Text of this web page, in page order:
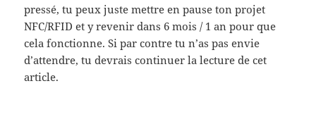
pressé, tu peux juste mettre en pause ton projet
NFC/RFID et y revenir dans 6 mois / 1 an pour que
cela fonctionne. Si par contre tu n’as pas envie
d’attendre, tu devrais continuer la lecture de cet
article.